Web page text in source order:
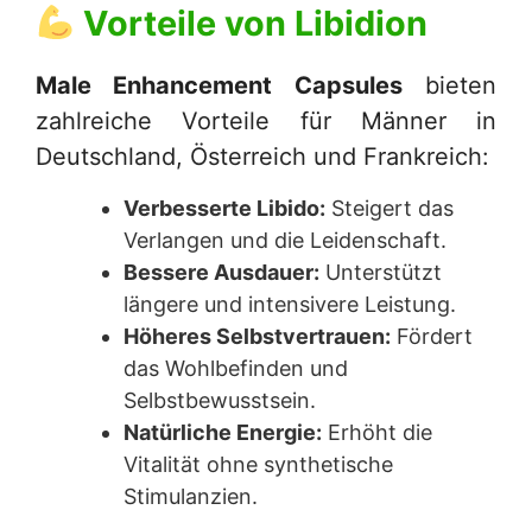
Vorteile von Libidion
Male Enhancement Capsulesbieten
zahlreiche Vorteile für Männer in
Deutschland, Österreich und Frankreich:
Verbesserte Libido: Steigert das
Verlangen und die Leidenschaft.
Bessere Ausdauer: Unterstützt
längere und intensivere Leistung.
Höheres Selbstvertrauen: Fördert
das Wohlbefinden und
Selbstbewusstsein.
Natürliche Energie: Erhöht die
Vitalität ohne synthetische
Stimulanzien.